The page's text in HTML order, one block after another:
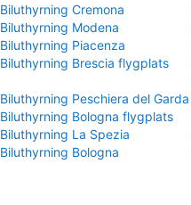
Biluthyrning Cremona
Biluthyrning Modena
Biluthyrning Piacenza
Biluthyrning Brescia flygplats
Biluthyrning Peschiera del Garda
Biluthyrning Bologna flygplats
Biluthyrning La Spezia
Biluthyrning Bologna